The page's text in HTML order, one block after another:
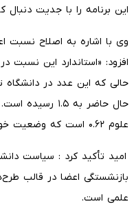
این برنامه را با جدیت دنبال
وی با اشاره به اصلاح
افزود: «استاندارد این نسبت
حال حاضر به
علوم ۰.۶۲ است که وضعیت خوبی را نشان می‌دهد».
امید تأکید کرد : سیاست
بازنشستگی اعضا در قالب
علمی است.